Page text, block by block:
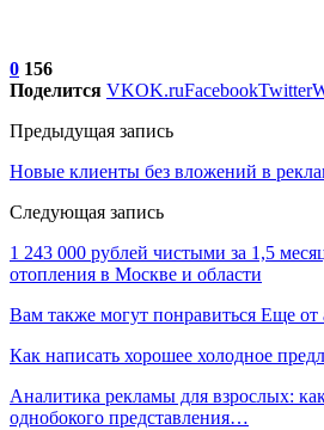
0 156
Поделится VKOK.ruFacebookTwitter
Предыдущая запись
Новые клиенты без вложений в
Следующая запись
1 243 000 рублей чистыми за 1,5
отопления в Москве и области
Вам также могут понравиться Еще от
Как написать хорошее холодное
Аналитика рекламы для взрослых:
однобокого представления…